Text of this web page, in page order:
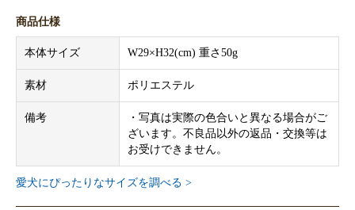
商品仕様
本体サイズ W29×H32(cm) 重さ50g
素材 ポリエステル
備考
・写真は実際の色合いと異なる場合がご
ざいます。不良品以外の返品・交換等は
お受けできません。
愛犬にぴったりなサイズを調べる >